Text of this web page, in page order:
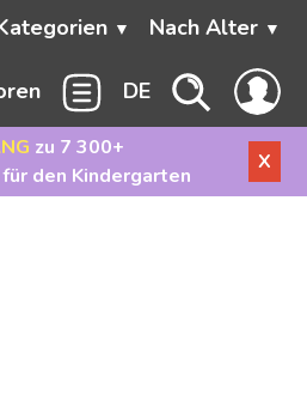
Nach Alter
DE
zu 7 300+
den Kindergarten
X